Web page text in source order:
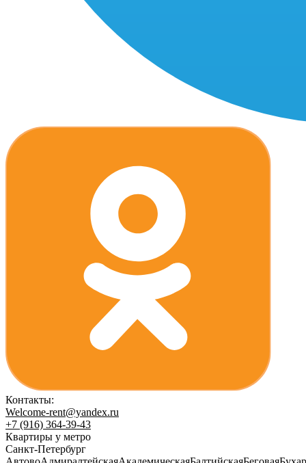
Контакты:
Welcome-rent@yandex.ru
+7 (916) 364-39-43
Квартиры у метро
Санкт-Петербург